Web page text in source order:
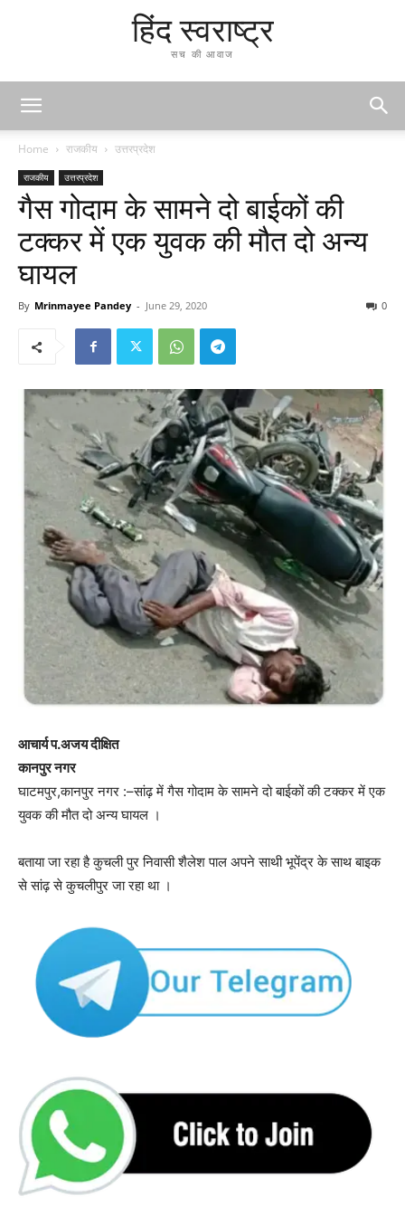
हिंद स्वराष्ट्र
सच की आवाज
Home राजकीय उत्तरप्रदेश
राजकीय उत्तरप्रदेश
गैस गोदाम के सामने दो बाईकों की
टक्कर में एक युवक की मौत दो अन्य
घायल
By Mrinmayee Pandey - June 29, 2020 0
आचार्य प.अजय दीक्षित
कानपुर नगर
घाटमपुर,कानपुर नगर :–सांढ़ में गैस गोदाम के सामने दो बाईकों की टक्कर में एक
युवक की मौत दो अन्य घायल ।
बताया जा रहा है कुचली पुर निवासी शैलेश पाल अपने साथी भूपेंद्र के साथ बाइक
से सांढ़ से कुचलीपुर जा रहा था ।